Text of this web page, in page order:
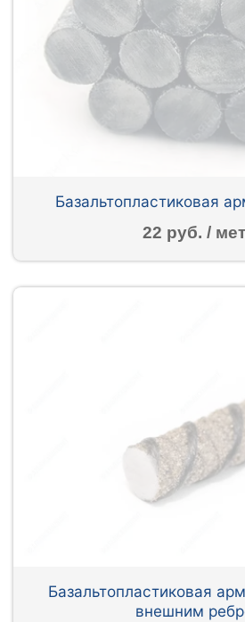
Базальтопластиковая
22 руб. /
Базальтопластиковая
внешним